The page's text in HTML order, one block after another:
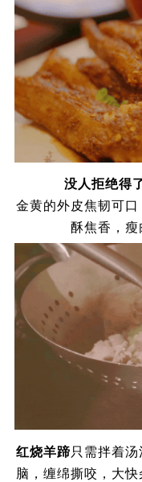
没人拒绝得
金黄的外皮焦韧可
酥焦香，瘦
红烧羊蹄只需拌着
脑，缠绵撕咬，大快